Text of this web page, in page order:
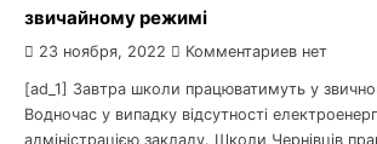
звичайному режимі
23 ноября, 2022 Комментариев нет
[ad_1] Завтра школи працюватимуть у
Водночас у випадку відсутності
адміністрацією закладу. Школи Чернівців